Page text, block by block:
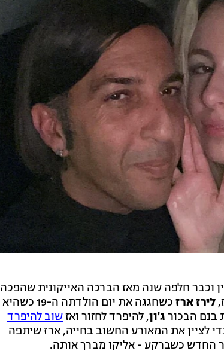
וכבר חלפה שנה מאז הברכה האייקונית שהפכה
לירז ארז
כשחגגה את יום הולדתה ה-19 כשהיא
בנם הבכור ג'ון, להיפרד לחזור ואזשוב להיפרד
והיום חוגגת האמא הטרייה יום הולדת 20! בכדי לציין את המאורע החשוב בחייה, ארז שיתפה
החדש כשברקע - אליקו מברך אותה.